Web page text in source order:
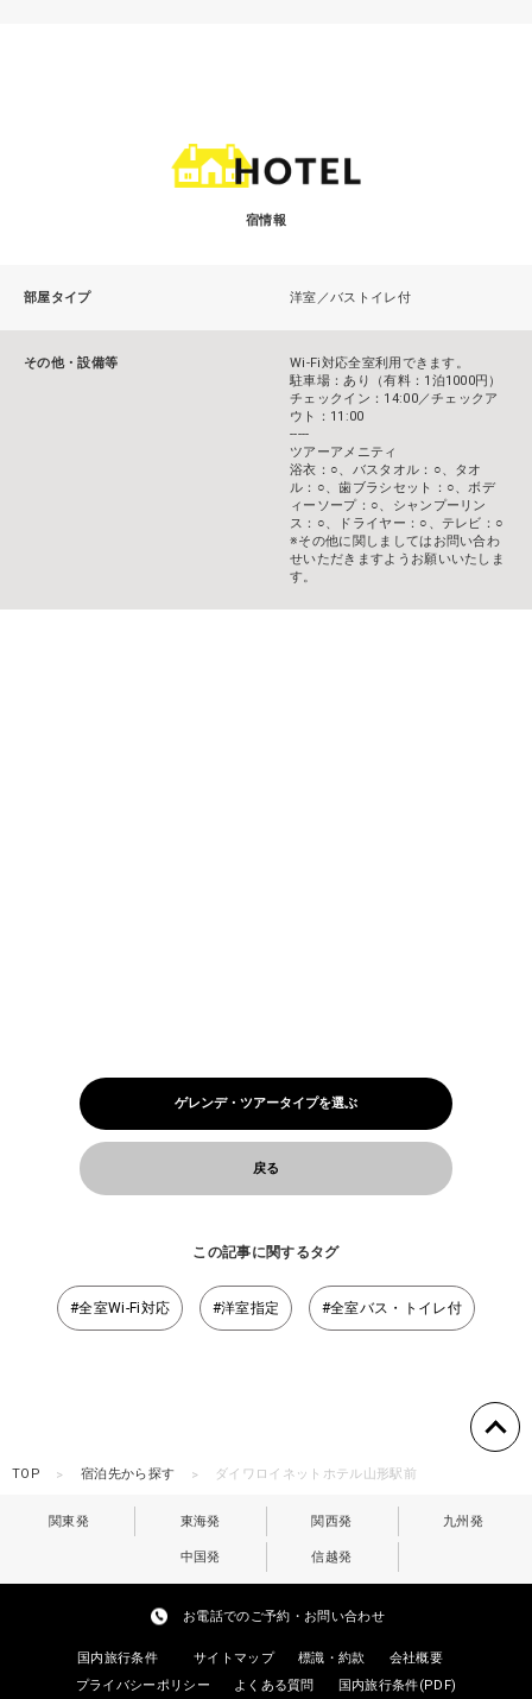
宿情報
部屋タイプ 洋室／バストイレ付
その他・設備等
Wi-Fi対応全室利用できます。
駐車場：あり（有料：1泊1000円）
チェックイン：14:00／チェックア
ウト：11:00
-----
ツアーアメニティ
浴衣：○、バスタオル：○、タオ
ル：○、歯ブラシセット：○、ボデ
ィーソープ：○、シャンプーリン
ス：○、ドライヤー：○、テレビ：○
※その他に関しましてはお問い合わ
せいただきますようお願いいたしま
す。
ゲレンデ・ツアータイプを選ぶ
戻る
この記事に関するタグ
#全室Wi-Fi対応 #洋室指定 #全室バス・トイレ付
TOP 宿泊先から探す ダイワロイネットホテル山形駅前
関東発 東海発 関西発 九州発
中国発 信越発
お電話でのご予約・お問い合わせ
国内旅行条件 サイトマップ 標識・約款
会社概要
プライバシーポリシー
よくある質問 国内旅行条件(PDF)